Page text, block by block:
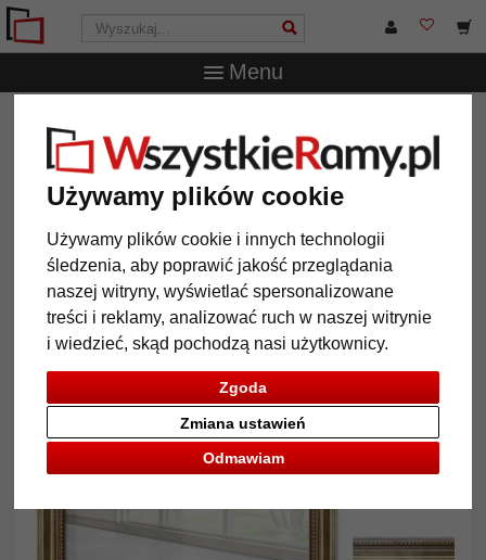
Używamy plików cookie
Używamy plików cookie i innych technologii
śledzenia, aby poprawić jakość przeglądania
naszej witryny, wyświetlać spersonalizowane
treści i reklamy, analizować ruch w naszej witrynie
i wiedzieć, skąd pochodzą nasi użytkownicy.
Zgoda
Odmawiam
Zmiana ustawień
Menu
ścianę Ketane
Lustro na ścianę Ketane